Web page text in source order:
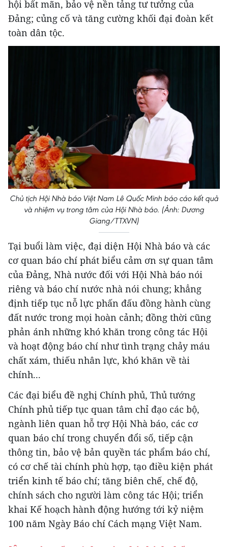
hội bất mãn, bảo vệ nền tảng tư tưởng của
Đảng; củng cố và tăng cường khối đại đoàn kết
toàn dân tộc.
Chủ tịch Hội Nhà báo Việt Nam Lê Quốc Minh báo cáo kết quả
và nhiệm vụ trong tâm của Hội Nhà báo. (Ảnh: Dương
Giang/TTXVN)
Tại buổi làm việc, đại diện Hội Nhà báo và các
cơ quan báo chí phát biểu cảm ơn sự quan tâm
của Đảng, Nhà nước đối với Hội Nhà báo nói
riêng và báo chí nước nhà nói chung; khẳng
định tiếp tục nỗ lực phấn đấu đồng hành cùng
đất nước trong mọi hoàn cảnh; đồng thời cũng
phản ánh những khó khăn trong công tác Hội
và hoạt động báo chí như tình trạng chảy máu
chất xám, thiếu nhân lực, khó khăn về tài
chính...
Các đại biểu đề nghị Chính phủ, Thủ tướng
Chính phủ tiếp tục quan tâm chỉ đạo các bộ,
ngành liên quan hỗ trợ Hội Nhà báo, các cơ
quan báo chí trong chuyển đổi số, tiếp cận
thông tin, bảo vệ bản quyền tác phẩm báo chí,
có cơ chế tài chính phù hợp, tạo điều kiện phát
triển kinh tế báo chí; tăng biên chế, chế độ,
chính sách cho người làm công tác Hội; triển
khai Kế hoạch hành động hướng tới kỷ niệm
100 năm Ngày Báo chí Cách mạng Việt Nam.